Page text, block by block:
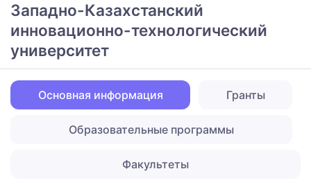
Западно-Казахстанский
инновационно-технологический
университет
Основная информация Гранты
Образовательные программы
Факультеты